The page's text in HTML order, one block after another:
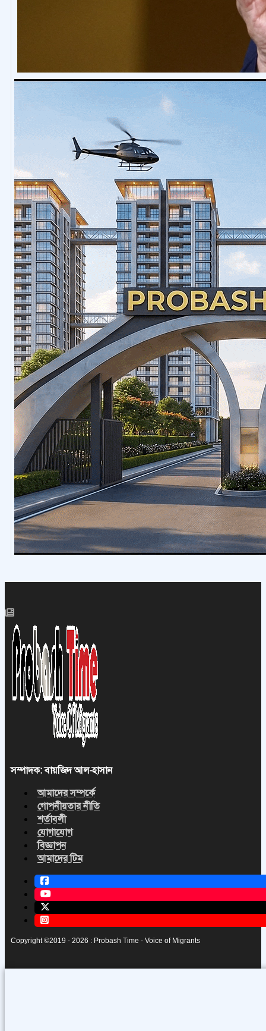
সম্পাদক: বায়জিদ আল-হাসান
আমাদের সম্পর্কে
গোপনীয়তার নীতি
শর্তাবলী
যোগাযোগ
বিজ্ঞাপন
আমাদের টিম
Copyright ©2019 - 2026 : Probash Time - Voice of Migrants